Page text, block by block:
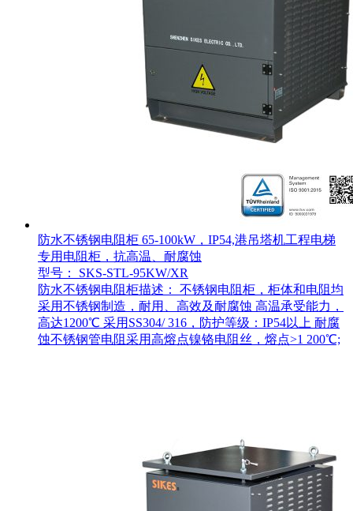
防水不锈钢电阻柜 65-100kW，IP54,港吊塔机工程电梯
专用电阻柜，抗高温、耐腐蚀
型号： SKS-STL-95KW/XR
防水不锈钢电阻柜描述： 不锈钢电阻柜，柜体和电阻均
采用不锈钢制造，耐用、高效及耐腐蚀 高温承受能力，
高达1200℃ 采用SS304/ 316，防护等级：IP54以上 耐腐
蚀不锈钢管电阻采用高熔点镍铬电阻丝，熔点>1 200℃;